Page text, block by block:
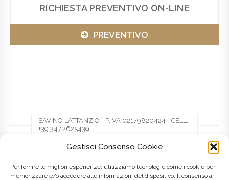
Gestisci Consenso Cookie
Per fornire le migliori esperienze, utilizziamo tecnologie come i cookie per
memorizzare e/o accedere alle informazioni del dispositivo. Il consenso a
RICHIESTA PREVENTIVO ON-LINE
PREVENTIVO
SAVINO LATTANZIO - P.IVA 02179820424 - CELL.
+39 347.2625439
Facebook Twitter Pinterest